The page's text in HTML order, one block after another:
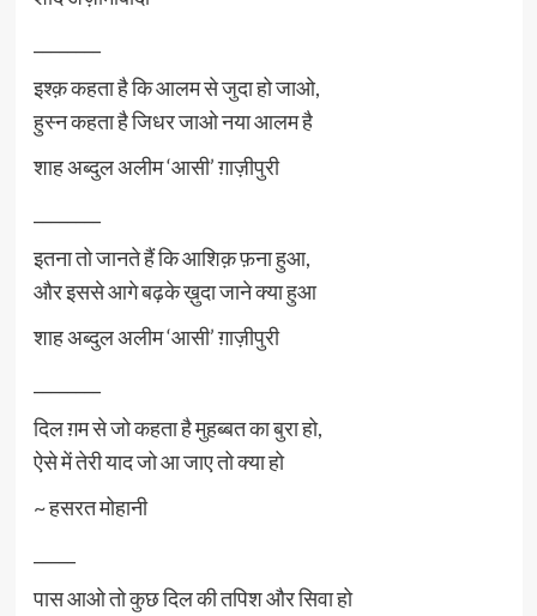
इश्क़ कहता है कि आलम से जुदा हो जाओ,
हुस्न कहता है जिधर जाओ नया आलम है
शाह अब्दुल अलीम ‘आसी’ ग़ाज़ीपुरी
इतना तो जानते हैं कि आशिक़ फ़ना हुआ,
और इससे आगे बढ़के ख़ुदा जाने क्या हुआ
शाह अब्दुल अलीम ‘आसी’ ग़ाज़ीपुरी
दिल ग़म से जो कहता है मुहब्बत का बुरा हो,
ऐसे में तेरी याद जो आ जाए तो क्या हो
~ हसरत मोहानी
पास आओ तो कुछ दिल की तपिश और सिवा हो